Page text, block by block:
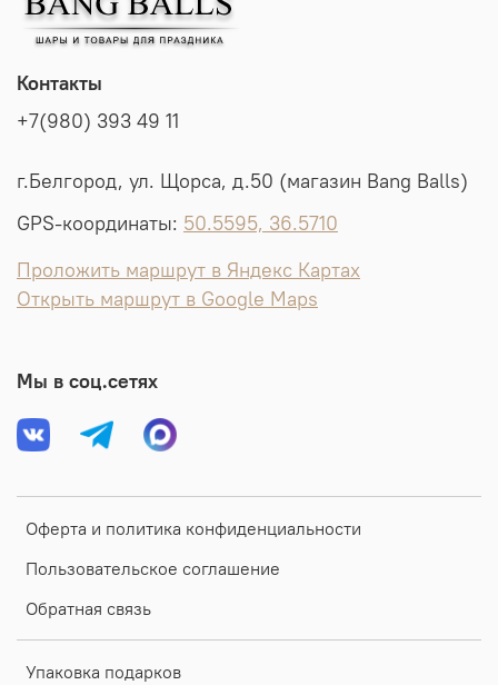
Оферта и политика конфиденциальности
Пользовательское соглашение
Обратная связь
Упаковка подарков
Контакты
+7(980) 393 49 11
г.Белгород, ул. Щорса, д.50 (магазин Bang Balls)
GPS-координаты: 50.5595, 36.5710
Проложить маршрут в Яндекс Картах
Открыть маршрут в Google Maps
Мы в соц.сетях